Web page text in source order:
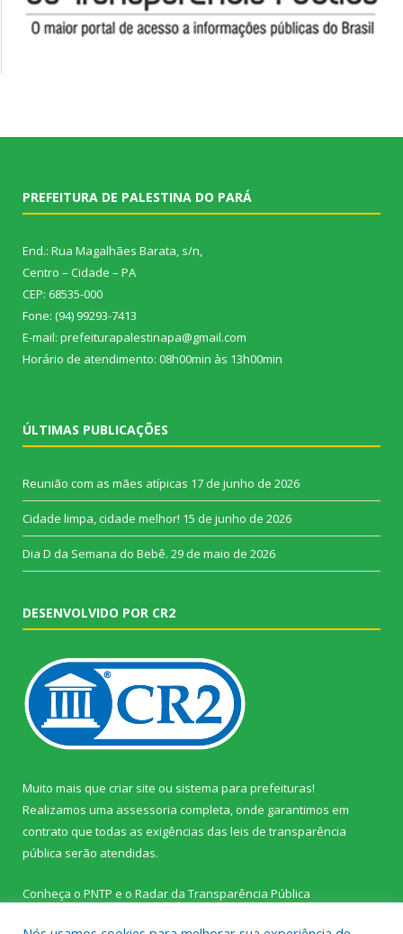
PREFEITURA DE PALESTINA DO PARÁ
End.: Rua Magalhães Barata, s/n,
Centro – Cidade – PA
CEP: 68535-000
Fone: (94) 99293-7413
E-mail: prefeiturapalestinapa@gmail.com
Horário de atendimento: 08h00min às 13h00min
ÚLTIMAS PUBLICAÇÕES
Reunião com as mães atípicas 17 de junho de 2026
Cidade limpa, cidade melhor! 15 de junho de 2026
Dia D da Semana do Bebê. 29 de maio de 2026
DESENVOLVIDO POR CR2
Muito mais que criar site ou sistema para prefeituras!
Realizamos uma assessoria completa, onde garantimos em
contrato que todas as exigências das leis de transparência
pública serão atendidas.
Conheça o PNTP e o Radar da Transparência Pública